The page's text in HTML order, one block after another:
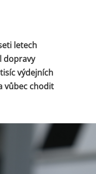
letech
dopravy
výdejních
vůbec chodit